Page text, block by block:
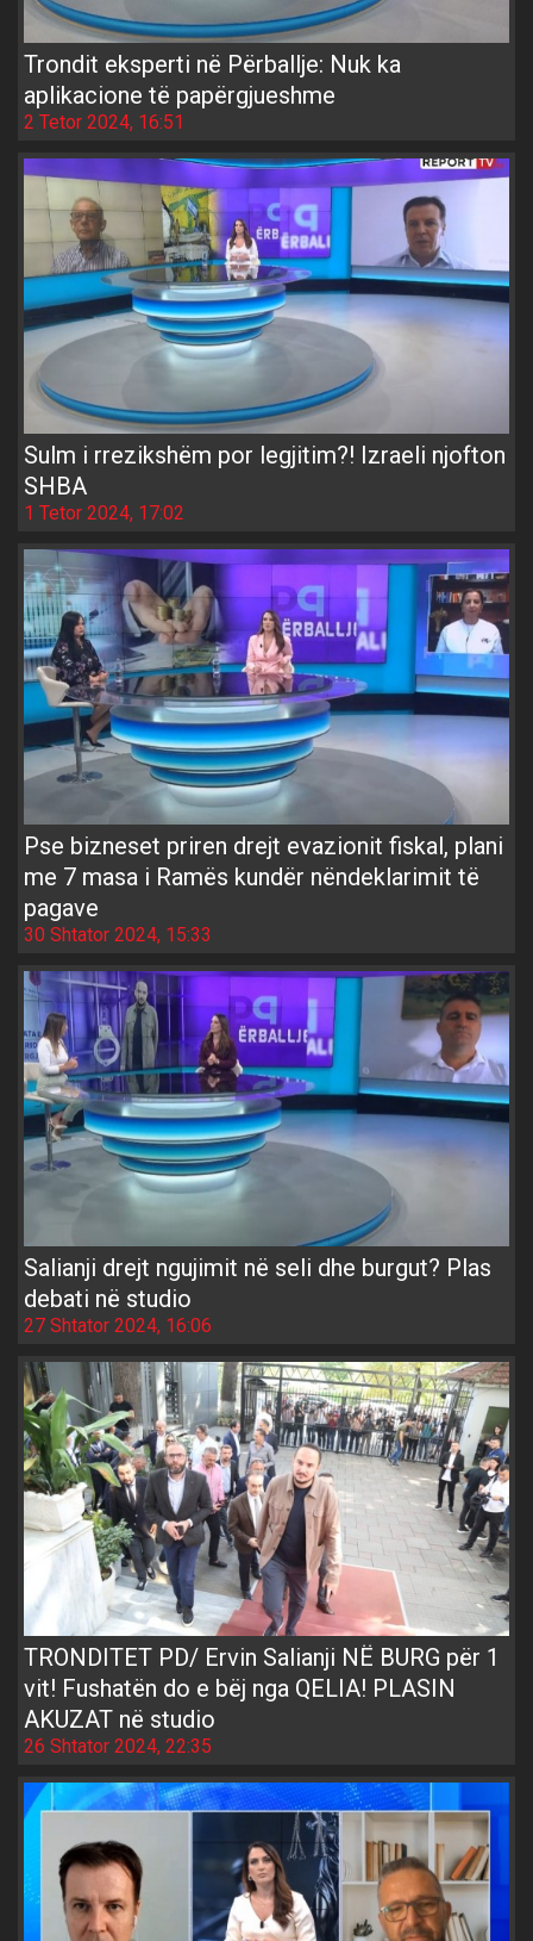
Trondit eksperti në Përballje: Nuk ka
aplikacione të papërgjueshme
2 Tetor 2024, 16:51
Sulm i rrezikshëm por legjitim?! Izraeli njofton
SHBA
1 Tetor 2024, 17:02
Pse bizneset priren drejt evazionit fiskal, plani
me 7 masa i Ramës kundër nëndeklarimit të
pagave
30 Shtator 2024, 15:33
Salianji drejt ngujimit në seli dhe burgut? Plas
debati në studio
27 Shtator 2024, 16:06
TRONDITET PD/ Ervin Salianji NË BURG për 1
vit! Fushatën do e bëj nga QELIA! PLASIN
AKUZAT në studio
26 Shtator 2024, 22:35